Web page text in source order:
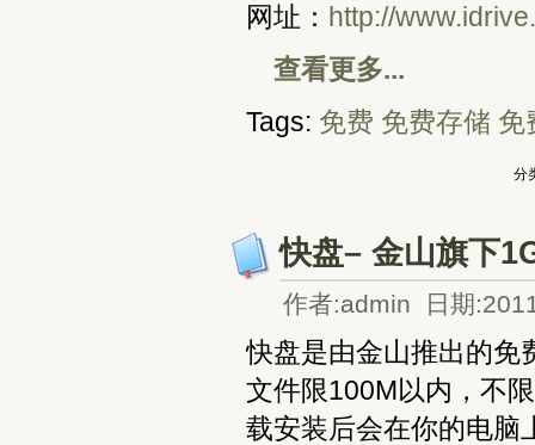
网址： http://
查看更多...
Tags: 免费 免费存储 免
分
快盘– 金山旗下
作者:admin 日期
快盘是由金山推出的免
文件限100M以内，不
载安装后会在你的电脑